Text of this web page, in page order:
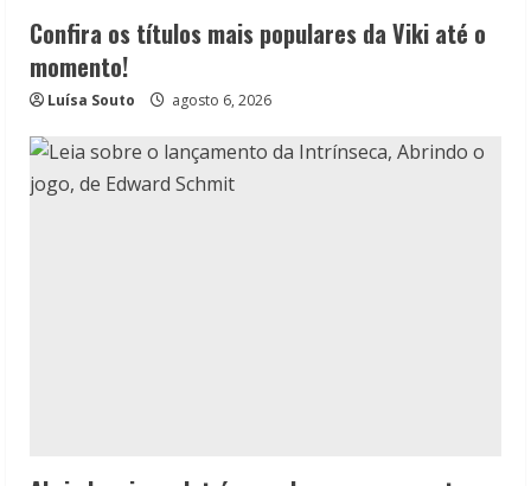
Confira os títulos mais populares da Viki até o
momento!
Luísa Souto agosto 6, 2026